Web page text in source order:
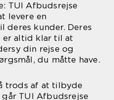
TUI Afbudsrejse
levere en
deres kunder. Deres
er altid klar til at
din rejse og
du måtte have.
trods af at tilbyde
TUI Afbudsrejse